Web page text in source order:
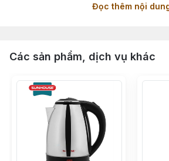
Công tắc B 1 chiều Panasonic
Sản phẩm có cơ chế cắm nhanh
kế nhỏ gọn, hiện đại, sản phẩm
không gian nội thất từ nhà ở đến
Đặc điểm nổi bật:
Đọc thêm nội
Các sản phẩm, dịch vụ khác